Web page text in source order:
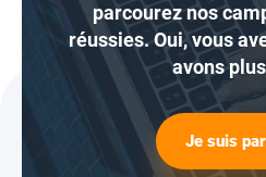
parcourez nos
réussies. Oui, vous
avons
Je suis